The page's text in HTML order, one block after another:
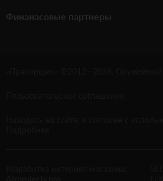
Финанасовые партнеры